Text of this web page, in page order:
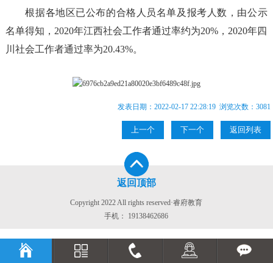
根据各地区已公布的合格人员名单及报考人数，由公示
名单得知，2020年江西社会工作者通过率约为20%，2020年四
川社会工作者通过率为20.43%。
发表日期：2022-02-17 22:28:19 浏览次数： 3081
上一个 下一个 返回列表
返回顶部
Copyright 2022 All rights reserved·睿府教育
手机： 19138462686